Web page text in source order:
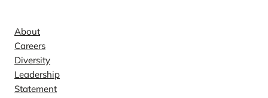
About
Careers
Diversity
Leadership
Statement